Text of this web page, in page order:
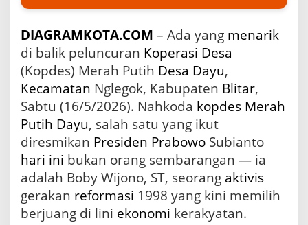
u
l
i
t
a
r
B
o
b
W
o
n
DIAGRAMKOTA.COM – Ada yang menarik
di balik peluncuran Koperasi Desa
(Kopdes) Merah Putih Desa Dayu,
Kecamatan Nglegok, Kabupaten Blitar,
Sabtu (16/5/2026). Nahkoda kopdes Merah
Putih Dayu, salah satu yang ikut
diresmikan Presiden Prabowo Subianto
hari ini bukan orang sembarangan — ia
adalah Boby Wijono, ST, seorang aktivis
gerakan reformasi 1998 yang kini memilih
berjuang di lini ekonomi kerakyatan.